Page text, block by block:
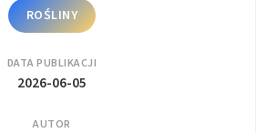
ROŚLINY
DATA PUBLIKACJI
2026-06-05
AUTOR